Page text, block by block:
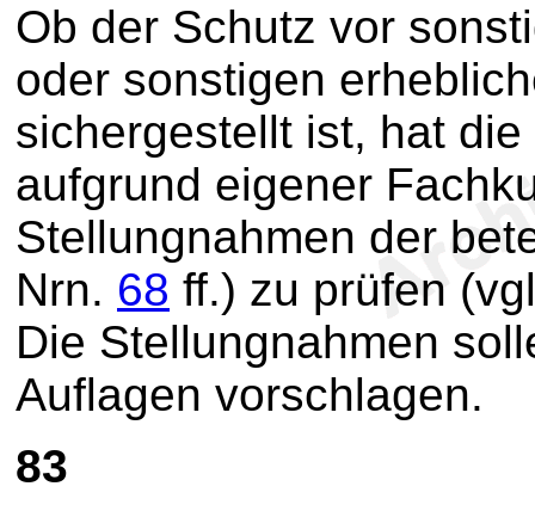
Ob der Schutz vor
oder sonstigen
sichergestellt ist, hat
aufgrund eigener
Stellungnahmen der
Nrn. 68 ff.) zu prüfen
Die Stellungnahmen
Auflagen vorschlagen.
83